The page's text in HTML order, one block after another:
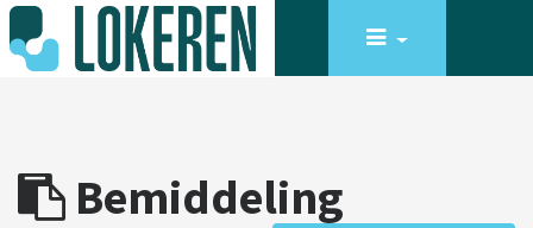
Bemiddeling